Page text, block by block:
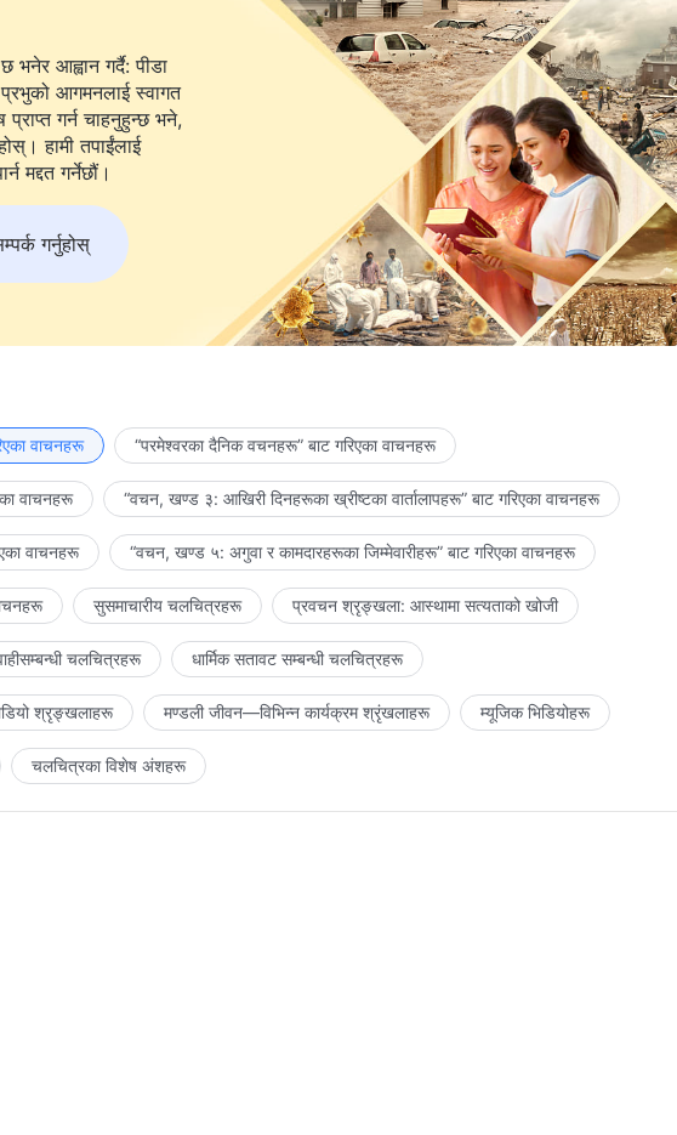
भनेर आह्वान गर्दै: पीडा
प्रभुको आगमनलाई स्वागत
गर्न चाहनुहुन्छ भने,
मद्दत गर्नेछौं।
गर्नुहोस्
वाचनहरू “परमेश्‍वरका दैनिक वचनहरू” बाट गरिएका वाचनहरू
वाचनहरू “वचन, खण्ड ३: आखिरी दिनहरूका ख्रीष्टका वार्तालापहरू” बाट गरिएका वाचनहरू
वाचनहरू “वचन, खण्ड ५: अगुवा र कामदारहरूका जिम्‍मेवारीहरू” बाट गरिएका वाचनहरू
सुसमाचारीय चलचित्रहरू प्रवचन श्रृङ्खला: आस्थामा सत्यताको खोजी
चलचित्रहरू धार्मिक सतावट सम्‍बन्धी चलचित्रहरू
श्रृङ्खलाहरू मण्डली जीवन—विभिन्‍न कार्यक्रम श्रृंखलाहरू म्यूजिक भिडियोहरू
चलचित्रका विशेष अंशहरू